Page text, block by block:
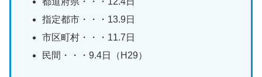
指定都市・・・13.9日
市区町村・・・11.7日
民間・・・9.4日（H29）